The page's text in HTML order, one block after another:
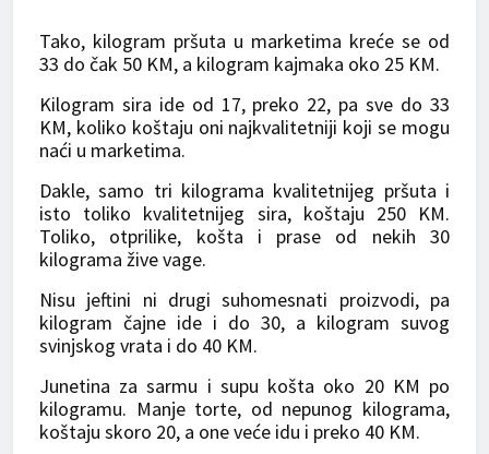
Tako, kilogram pršuta u marketima kreće se od
33 do čak 50 KM, a kilogram kajmaka oko 25 KM.
Kilogram sira ide od 17, preko 22, pa sve do 33
KM, koliko koštaju oni najkvalitetniji koji se mogu
naći u marketima.
Dakle, samo tri kilograma kvalitetnijeg pršuta i
isto toliko kvalitetnijeg sira, koštaju 250 KM.
Toliko, otprilike, košta i prase od nekih 30
kilograma žive vage.
Nisu jeftini ni drugi suhomesnati proizvodi, pa
kilogram čajne ide i do 30, a kilogram suvog
svinjskog vrata i do 40 KM.
Junetina za sarmu i supu košta oko 20 KM po
kilogramu. Manje torte, od nepunog kilograma,
koštaju skoro 20, a one veće idu i preko 40 KM.